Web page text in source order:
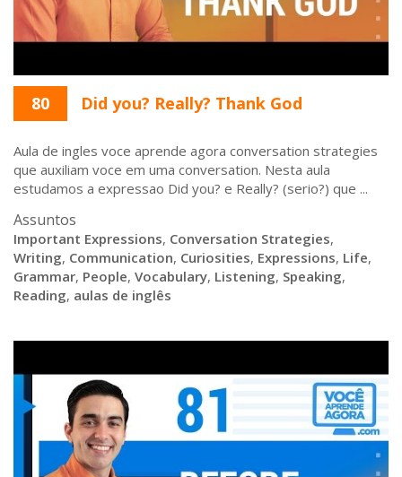
80 Did you? Really? Thank God
Aula de ingles voce aprende agora conversation strategies
que auxiliam voce em uma conversation. Nesta aula
estudamos a expressao Did you? e Really? (serio?) que ...
Assuntos
Important Expressions, Conversation Strategies,
Writing, Communication, Curiosities, Expressions, Life,
Grammar, People, Vocabulary, Listening, Speaking,
Reading, aulas de inglês